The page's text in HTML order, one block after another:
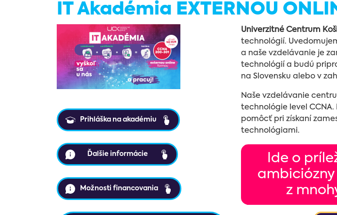
IT Akadémia EXTERNOU
Prihláška na akadémiu
Ďalšie informácie
Možnosti financovania
Univerzitné Centrum
technológií.
a naše vzdelávanie je
technológií a budú
na Slovensku alebo v
Naše vzdelávanie
technológie level
pomôcť pri získaní
technológiami.
Ide o
z